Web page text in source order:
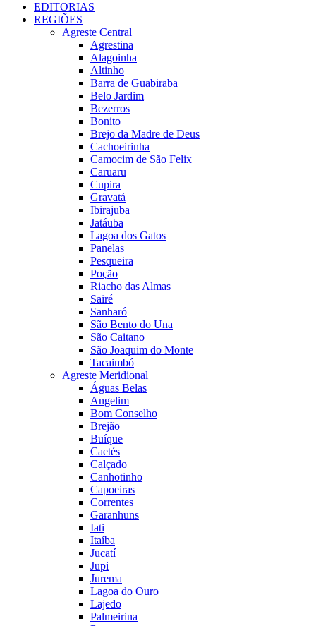
EDITORIAS
REGIÕES
Agreste Central
Agrestina
Alagoinha
Altinho
Barra de Guabiraba
Belo Jardim
Bezerros
Bonito
Brejo da Madre de Deus
Cachoeirinha
Camocim de São Felix
Caruaru
Cupira
Gravatá
Ibirajuba
Jatáuba
Lagoa dos Gatos
Panelas
Pesqueira
Poção
Riacho das Almas
Sairé
Sanharó
São Bento do Una
São Caitano
São Joaquim do Monte
Tacaimbó
Agreste Meridional
Águas Belas
Angelim
Bom Conselho
Brejão
Buíque
Caetés
Calçado
Canhotinho
Capoeiras
Correntes
Garanhuns
Iati
Itaíba
Jucatí
Jupi
Jurema
Lagoa do Ouro
Lajedo
Palmeirina